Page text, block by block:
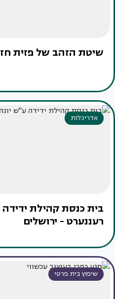
שיטת הזהב של פזית
אדריכלות
בית כנסת קהילת
רעננערט - ירושלים
שיפוץ בית פרטי